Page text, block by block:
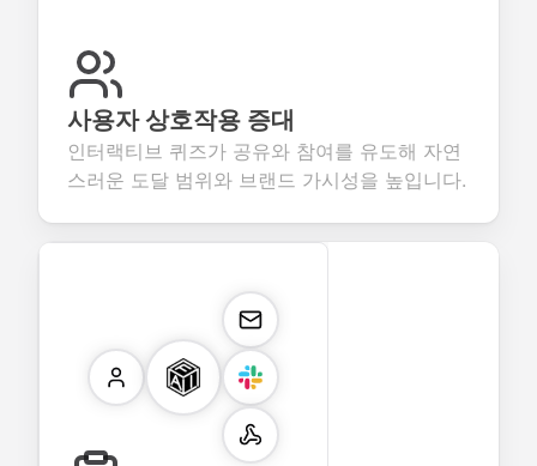
사용자 상호작용 증대
인터랙티브 퀴즈가 공유와 참여를 유도해 자연
스러운 도달 범위와 브랜드 가시성을 높입니다.